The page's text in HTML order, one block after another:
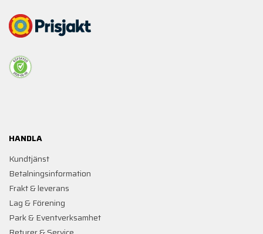
HANDLA
Kundtjänst
Betalningsinformation
Frakt & leverans
Lag & Förening
Park & Eventverksamhet